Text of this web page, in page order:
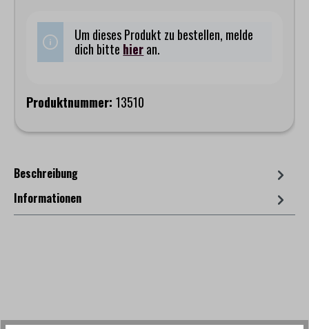
Um dieses Produkt zu bestellen, melde
dich bitte hieran.
Produktnummer:13510
Beschreibung
Informationen